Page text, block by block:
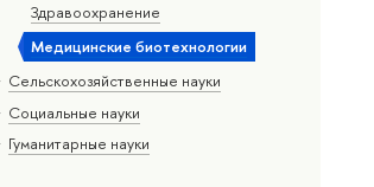
Здравоохранение
Медицинские биотехнологии
Сельскохозяйственные науки
Социальные науки
Гуманитарные науки